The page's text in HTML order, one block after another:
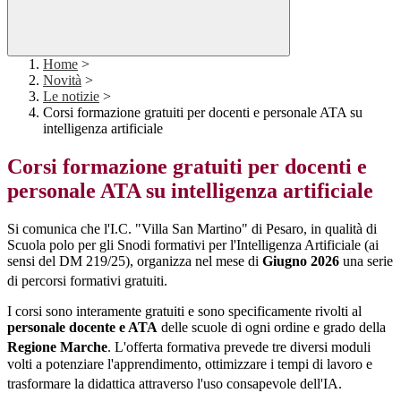
Home >
Novità >
Le notizie >
Corsi formazione gratuiti per docenti e personale ATA su
intelligenza artificiale
Corsi formazione gratuiti per docenti e
personale ATA su intelligenza artificiale
Si comunica che l'I.C. "Villa San Martino" di Pesaro, in qualità di
Scuola polo per gli Snodi formativi per l'Intelligenza Artificiale (ai
sensi del DM 219/25), organizza nel mese di Giugno 2026 una serie
di percorsi formativi gratuiti.
I corsi sono interamente gratuiti e sono specificamente rivolti al
personale docente e ATA delle scuole di ogni ordine e grado della
Regione Marche. L'offerta formativa prevede tre diversi moduli
volti a potenziare l'apprendimento, ottimizzare i tempi di lavoro e
trasformare la didattica attraverso l'uso consapevole dell'IA.